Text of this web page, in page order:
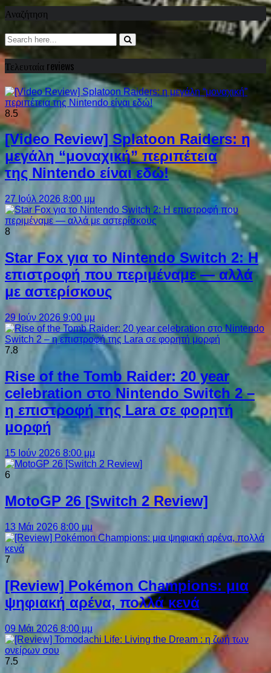
Αναζήτηση
Τελευταία reviews
8.5
[Video Review] Splatoon Raiders: η
μεγάλη “μοναχική” περιπέτεια
της Nintendo είναι εδώ!
27 Ιούλ 2026 8:00 μμ
8
Star Fox για το Nintendo Switch 2: Η
επιστροφή που περιμέναμε — αλλά
με αστερίσκους
29 Ιούν 2026 9:00 μμ
7.8
Rise of the Tomb Raider: 20 year
celebration στο Nintendo Switch 2 –
η επιστροφή της Lara σε φορητή
μορφή
15 Ιούν 2026 8:00 μμ
6
MotoGP 26 [Switch 2 Review]
13 Μάι 2026 8:00 μμ
7
[Review] Pokémon Champions: μια
ψηφιακή αρένα, πολλά κενά
09 Μάι 2026 8:00 μμ
7.5